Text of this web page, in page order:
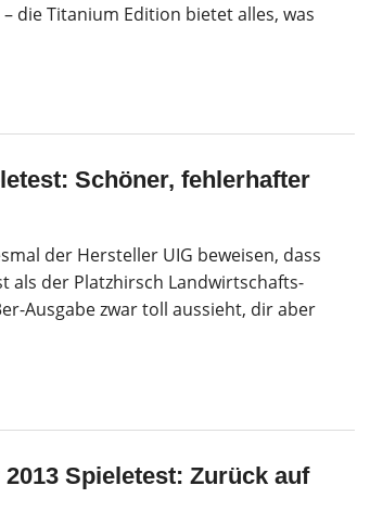
die Titanium Edition bietet alles, was
Schöner, fehlerhafter
der Hersteller UIG beweisen, dass
als der Platzhirsch Landwirtschafts-
Ausgabe zwar toll aussieht, dir aber
Spieletest: Zurück auf